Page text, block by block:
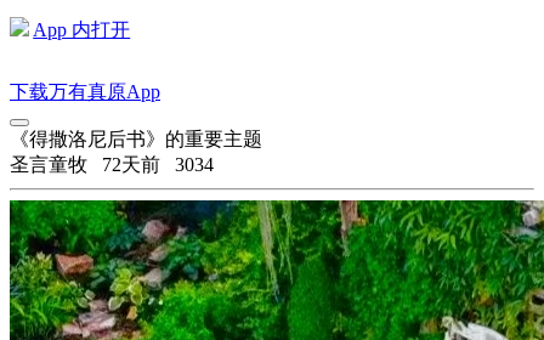
App 内打开
下载万有真原App
《得撒洛尼后书》的重要主题
圣言童牧 72天前 3034